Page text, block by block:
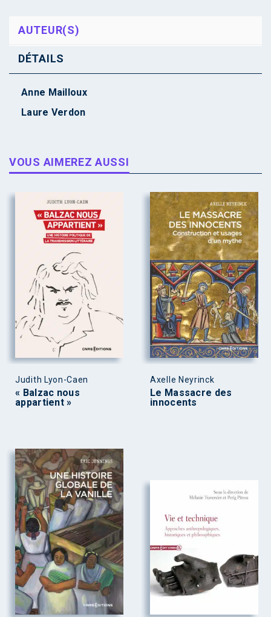
AUTEUR(S)
DÉTAILS
Anne Mailloux
Laure Verdon
VOUS AIMEREZ AUSSI
Judith Lyon-Caen
« Balzac nous
appartient »
Axelle Neyrinck
Le Massacre des
innocents